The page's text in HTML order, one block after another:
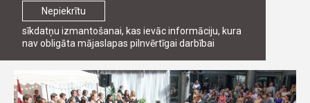
Nepiekrītu
sīkdatņu izmantošanai, kas ievāc informāciju, kura
nav obligāta mājaslapas pilnvērtīgai darbībai
absolventu salidojums
2. jūlijs, 2013